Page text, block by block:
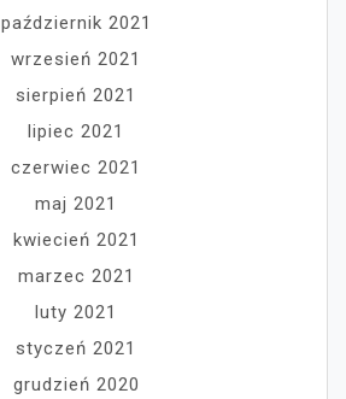
październik 2021
wrzesień 2021
sierpień 2021
lipiec 2021
czerwiec 2021
maj 2021
kwiecień 2021
marzec 2021
luty 2021
styczeń 2021
grudzień 2020